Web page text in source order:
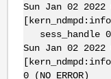
Sun Jan 02
sess_handle
Sun Jan 02
0 (NO ERROR)